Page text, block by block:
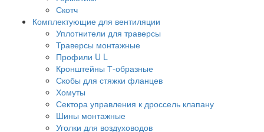
Скотч
Комплектующие для вентиляции
Уплотнители для траверсы
Траверсы монтажные
Профили U L
Кронштейны Т-образные
Скобы для стяжки фланцев
Хомуты
Сектора управления к дроссель клапану
Шины монтажные
Уголки для воздуховодов